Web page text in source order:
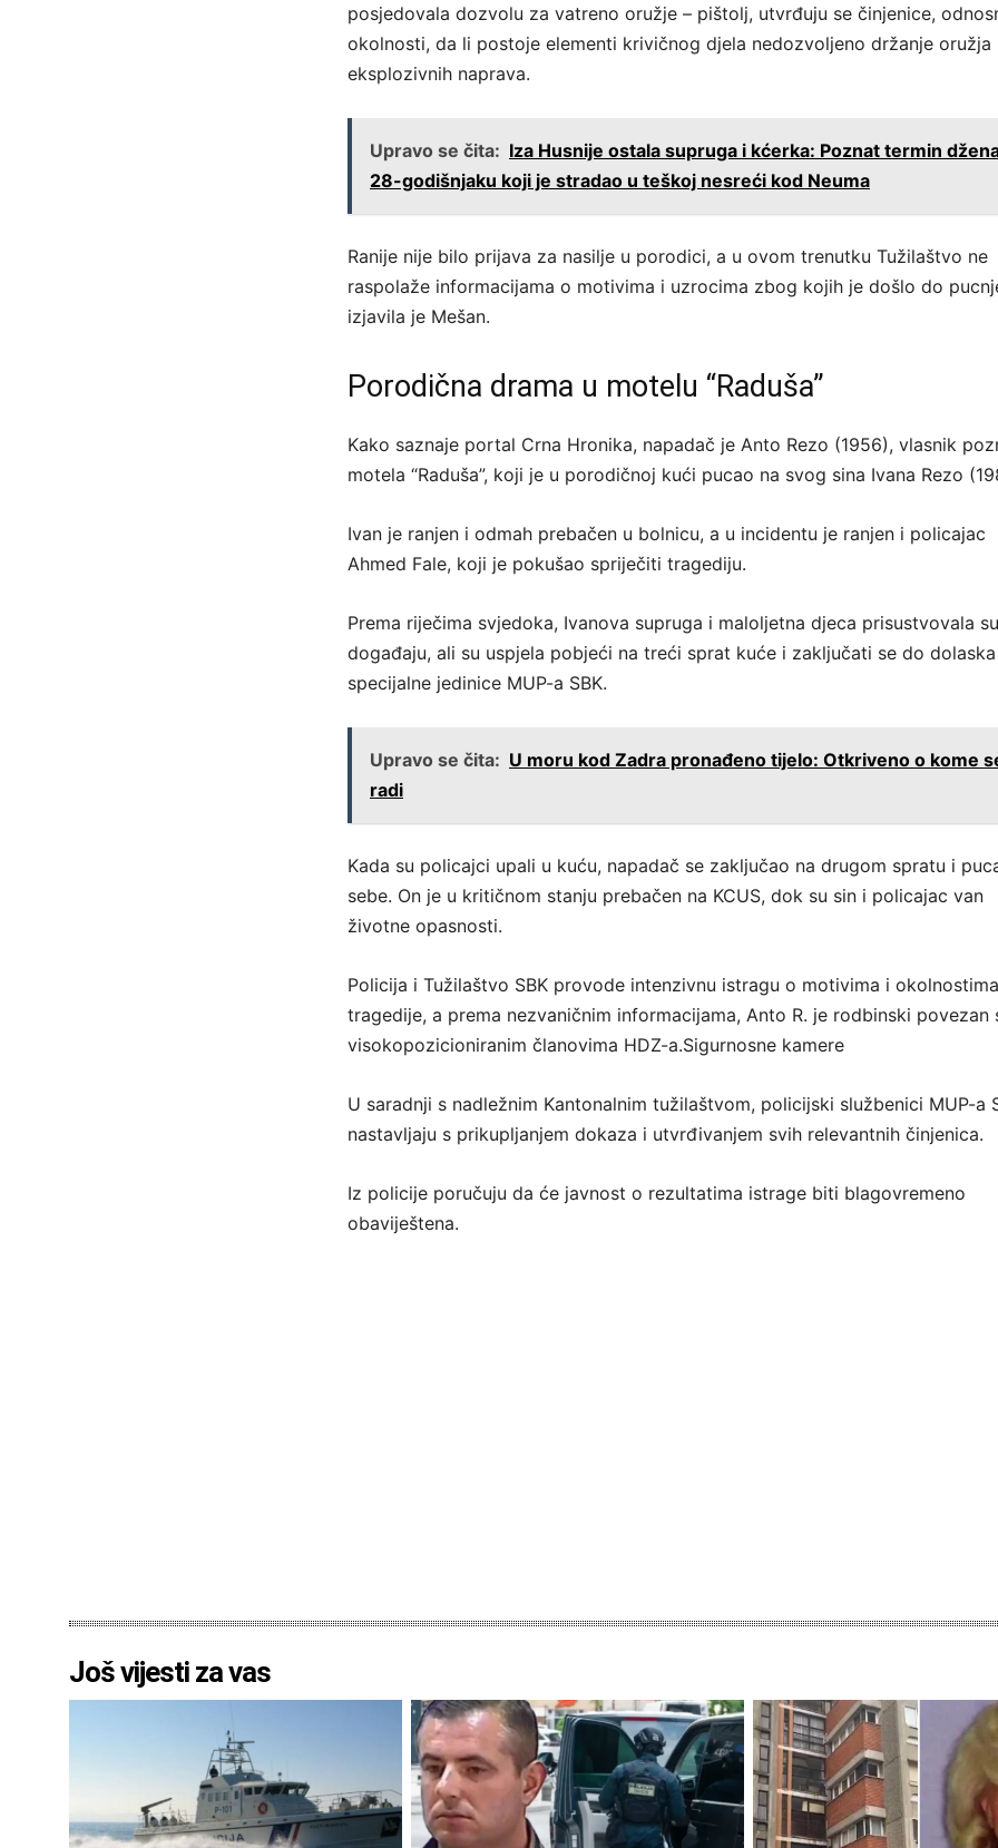
posjedovala dozvolu za vatreno oružje – pištolj, utvrđuju se činjenice,
okolnosti, da li postoje elementi krivičnog djela nedozvoljeno držanje oružja
eksplozivnih naprava.
Upravo se čita: Iza Husnije ostala supruga i kćerka: Poznat termin
28-godišnjaku koji je stradao u teškoj nesreći kod Neuma
Ranije nije bilo prijava za nasilje u porodici, a u ovom trenutku Tužilaštvo ne
raspolaže informacijama o motivima i uzrocima zbog kojih je došlo do
izjavila je Mešan.
Porodična drama u motelu “Raduša”
Kako saznaje portal Crna Hronika, napadač je Anto Rezo (1956), vlasnik
motela “Raduša”, koji je u porodičnoj kući pucao na svog sina Ivana Rezo
Ivan je ranjen i odmah prebačen u bolnicu, a u incidentu je ranjen i policajac
Ahmed Fale, koji je pokušao spriječiti tragediju.
Prema riječima svjedoka, Ivanova supruga i maloljetna djeca prisustvovala su
događaju, ali su uspjela pobjeći na treći sprat kuće i zaključati se do dolaska
specijalne jedinice MUP-a SBK.
Upravo se čita: U moru kod Zadra pronađeno tijelo: Otkriveno o kome
radi
Kada su policajci upali u kuću, napadač se zaključao na drugom spratu i
sebe. On je u kritičnom stanju prebačen na KCUS, dok su sin i policajac van
životne opasnosti.
Policija i Tužilaštvo SBK provode intenzivnu istragu o motivima i okolnostima
tragedije, a prema nezvaničnim informacijama, Anto R. je rodbinski povezan
visokopozicioniranim članovima HDZ-a.Sigurnosne kamere
U saradnji s nadležnim Kantonalnim tužilaštvom, policijski službenici MUP-a
nastavljaju s prikupljanjem dokaza i utvrđivanjem svih relevantnih činjenica.
Iz policije poručuju da će javnost o rezultatima istrage biti blagovremeno
obaviještena.
Još vijesti za vas